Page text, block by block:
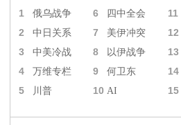
1 俄乌战争 6 四中全会 11
2 中日关系 7 美伊冲突 12
3 中美冷战 8 以伊战争 13
4 万维专栏 9 何卫东 14
5 川普 10 AI 15